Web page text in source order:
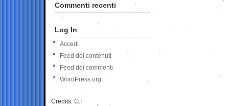
Commenti recenti
Log In
Accedi
Feed dei contenuti
Feed dei commenti
WordPress.org
Credits: G.I